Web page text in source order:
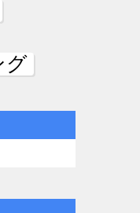
グ